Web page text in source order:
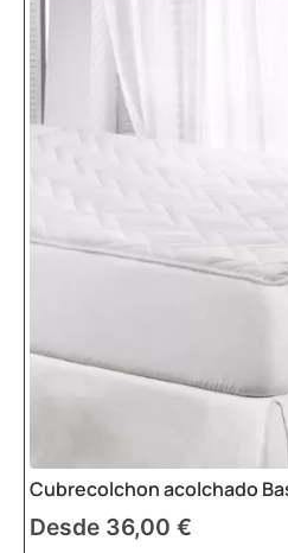
Cubrecolchon acolchado
Desde 36,00 €